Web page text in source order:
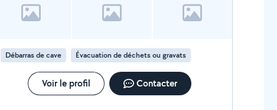
Débarras de cave Évacuation de déchets ou gravats
Voir le profil Contacter